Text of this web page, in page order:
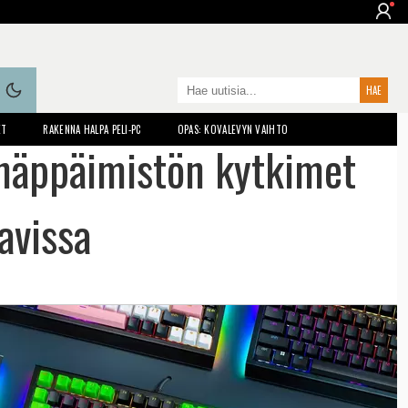
RAKENNA HALPA PELI-PC OPAS: KOVALEVYN VAIHTO
kytkimet